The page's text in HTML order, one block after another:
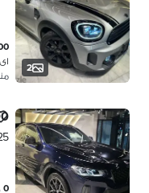
2
منذ 2
0 كم